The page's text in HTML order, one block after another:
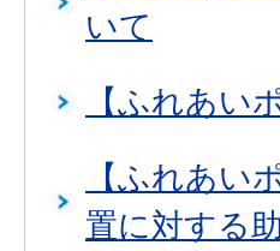
いて
【ふれあい
【ふれあい
置に対する